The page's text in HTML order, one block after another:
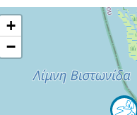
+
−